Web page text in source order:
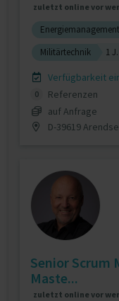
zuletzt online vor
Energiemanagement
Militärtechnik
1 J.
Verfügbarkeit
0
Referenzen
auf Anfrage
D-39619
Senior Scrum
Maste...
zuletzt online vor